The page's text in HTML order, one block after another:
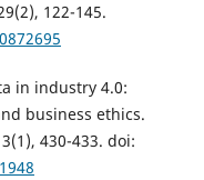
122-145.
in industry 4.0:
business ethics.
430-433. doi: